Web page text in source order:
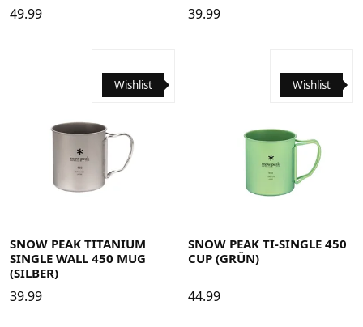
49.99 39.99
Wishlist
SNOW PEAK TITANIUM
SINGLE WALL 450 MUG
(SILBER)
39.99
Wishlist
SNOW PEAK TI-SINGLE 450
CUP (GRÜN)
44.99